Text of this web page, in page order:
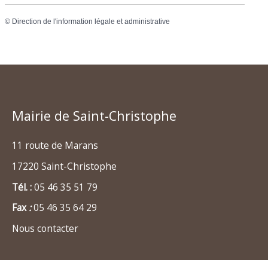
© Direction de l'information légale et administrative
Mairie de Saint-Christophe
11 route de Marans
17220 Saint-Christophe
Tél. :05 46 35 51 79
Fax:05 46 35 64 29
Nous contacter